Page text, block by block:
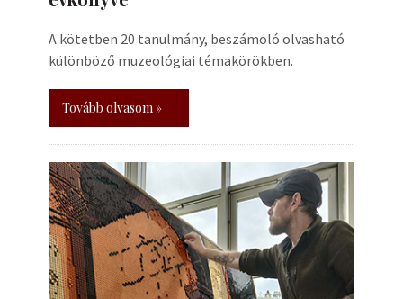
A kötetben 20 tanulmány, beszámoló olvasható
különböző muzeológiai témakörökben.
Tovább olvasom »